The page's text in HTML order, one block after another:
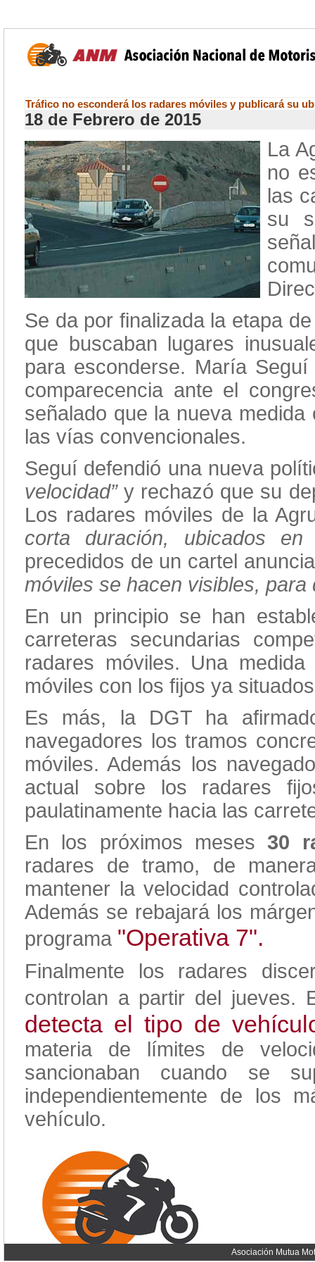
Tráfico no esconderá los radares móviles y publicará su
18 de Febrero de 2015
La
no
las
su
Se da por finalizada la etapa
que buscaban lugares
para esconderse. María
comparecencia ante el
señalado que la nueva
las vías convencionales.
Seguí defendió una nueva
velocidad”y rechazó que su
Los radares móviles de la
corta duración, ubicados en
precedidos de un cartel
móviles se hacen visibles,
En un principio se han
carreteras secundarias
radares móviles. Una
móviles con los fijos ya
Es más, la DGT ha
navegadores los tramos
móviles. Además los
actual sobre los radares
paulatinamente hacia las
En los próximos meses30
radares de tramo, de
mantener la velocidad
Además se rebajará los
programa "Operativa 7".
Finalmente los radares
controlan a partir del jueves.
detecta el tipo de
materia de límites de
sancionaban cuando se
independientemente de los
vehículo.
Asociación Mutua